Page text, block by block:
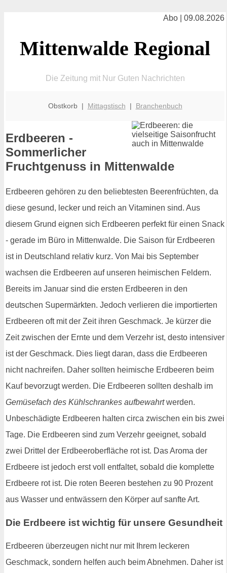
Abo | 09.08.2026
Mittenwalde Regional
Die Zeitung mit Nur Guten Nachrichten
Obstkorb | Mittagstisch | Branchenbuch
Erdbeeren -
Sommerlicher
Fruchtgenuss in Mittenwalde
Erdbeeren gehören zu den beliebtesten Beerenfrüchten, da
diese gesund, lecker und reich an Vitaminen sind. Aus
diesem Grund eignen sich Erdbeeren perfekt für einen Snack
- gerade im Büro in Mittenwalde. Die Saison für Erdbeeren
ist in Deutschland relativ kurz. Von Mai bis September
wachsen die Erdbeeren auf unseren heimischen Feldern.
Bereits im Januar sind die ersten Erdbeeren in den
deutschen Supermärkten. Jedoch verlieren die importierten
Erdbeeren oft mit der Zeit ihren Geschmack. Je kürzer die
Zeit zwischen der Ernte und dem Verzehr ist, desto intensiver
ist der Geschmack. Dies liegt daran, dass die Erdbeeren
nicht nachreifen. Daher sollten heimische Erdbeeren beim
Kauf bevorzugt werden. Die Erdbeeren sollten deshalb im
Gemüsefach des Kühlschrankes aufbewahrtwerden.
Unbeschädigte Erdbeeren halten circa zwischen ein bis zwei
Tage. Die Erdbeeren sind zum Verzehr geeignet, sobald
zwei Drittel der Erdbeeroberfläche rot ist. Das Aroma der
Erdbeere ist jedoch erst voll entfaltet, sobald die komplette
Erdbeere rot ist. Die roten Beeren bestehen zu 90 Prozent
aus Wasser und entwässern den Körper auf sanfte Art.
Die Erdbeere ist wichtig für unsere Gesundheit
Erdbeeren überzeugen nicht nur mit Ihrem leckeren
Geschmack, sondern helfen auch beim Abnehmen. Daher ist